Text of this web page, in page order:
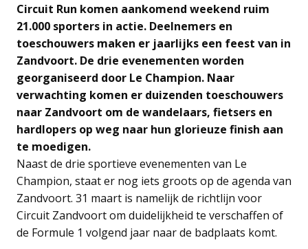
Circuit Run komen aankomend weekend ruim
21.000 sporters in actie. Deelnemers en
toeschouwers maken er jaarlijks een feest van in
Zandvoort. De drie evenementen worden
georganiseerd door Le Champion. Naar
verwachting komen er duizenden toeschouwers
naar Zandvoort om de wandelaars, fietsers en
hardlopers op weg naar hun glorieuze finish aan
te moedigen.
Naast de drie sportieve evenementen van Le
Champion, staat er nog iets groots op de agenda van
Zandvoort. 31 maart is namelijk de richtlijn voor
Circuit Zandvoort om duidelijkheid te verschaffen of
de Formule 1 volgend jaar naar de badplaats komt.